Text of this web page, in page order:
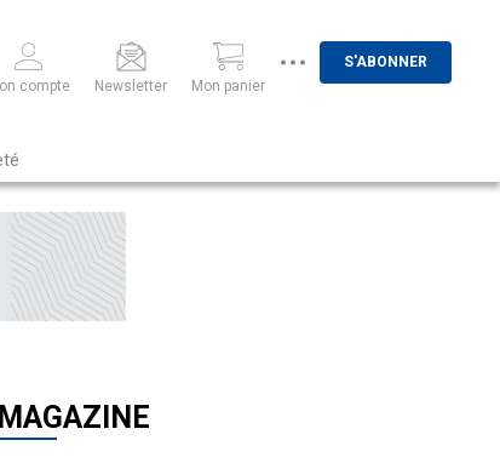
compte Newsletter Mon panier
S'ABONNER
MAGAZINE